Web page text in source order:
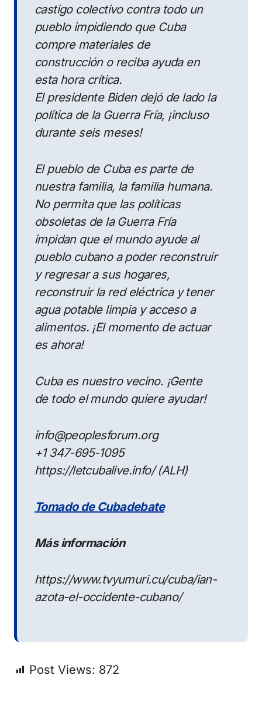
castigo colectivo contra todo un
pueblo impidiendo que Cuba
compre materiales de
construcción o reciba ayuda en
esta hora crítica.
El presidente Biden dejó de lado la
política de la Guerra Fría, ¡incluso
durante seis meses!
El pueblo de Cuba es parte de
nuestra familia, la familia humana.
No permita que las políticas
obsoletas de la Guerra Fría
impidan que el mundo ayude al
pueblo cubano a poder reconstruir
y regresar a sus hogares,
reconstruir la red eléctrica y tener
agua potable limpia y acceso a
alimentos. ¡El momento de actuar
es ahora!
Cuba es nuestro vecino. ¡Gente
de todo el mundo quiere ayudar!
info@peoplesforum.org
+1 347-695-1095
https://letcubalive.info/ (ALH)
Tomado de Cubadebate
Más información
https://www.tvyumuri.cu/cuba/ian-
azota-el-occidente-cubano/
Post Views: 872